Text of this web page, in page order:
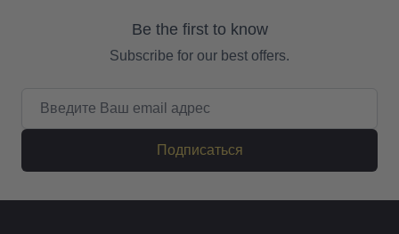
Be the first to know
Subscribe for our best offers.
Подписаться